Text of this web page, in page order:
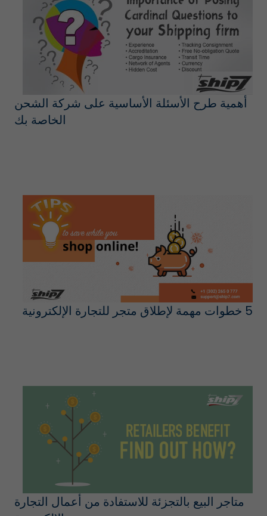
أهمية طرح الأسئلة الأساسية على شركة الشحن
الخاصة بك
5 خطوات مهمة لإطلاق متجر للتجارة الإلكترونية
متاجر البيع بالتجزئة للاستفادة من أعمال التجارة